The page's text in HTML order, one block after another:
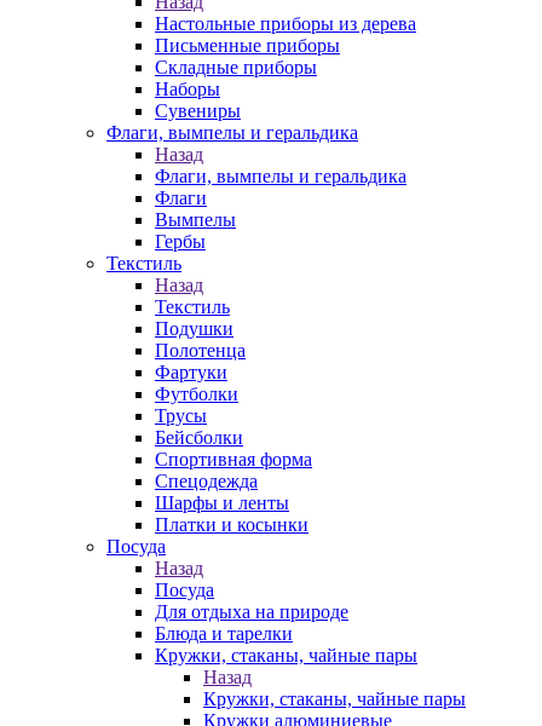
Настольные приборы из дерева
Письменные приборы
Складные приборы
Наборы
Сувениры
Флаги, вымпелы и геральдика
Назад
Флаги, вымпелы и геральдика
Флаги
Вымпелы
Гербы
Текстиль
Назад
Текстиль
Подушки
Полотенца
Фартуки
Футболки
Трусы
Бейсболки
Спортивная форма
Спецодежда
Шарфы и ленты
Платки и косынки
Посуда
Назад
Посуда
Для отдыха на природе
Блюда и тарелки
Кружки, стаканы, чайные пары
Назад
Кружки, стаканы, чайные пары
Кружки алюминиевые